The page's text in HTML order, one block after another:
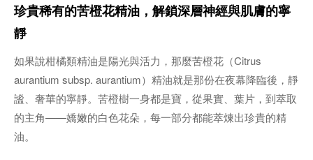
珍貴稀有的苦橙花精油，解鎖深層神經與肌膚的寧
靜
如果說柑橘類精油是陽光與活力，那麼苦橙花（Citrus
aurantium subsp. aurantium）精油就是那份在夜幕降臨後，靜
謐、奢華的寧靜。苦橙樹一身都是寶，從果實、葉片，到萃取
的主角——嬌嫩的白色花朵，每一部分都能萃煉出珍貴的精
油。